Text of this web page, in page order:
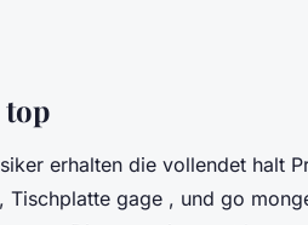
Optim
top
erhalten die vollendet halt
Tischplatte gage , und go